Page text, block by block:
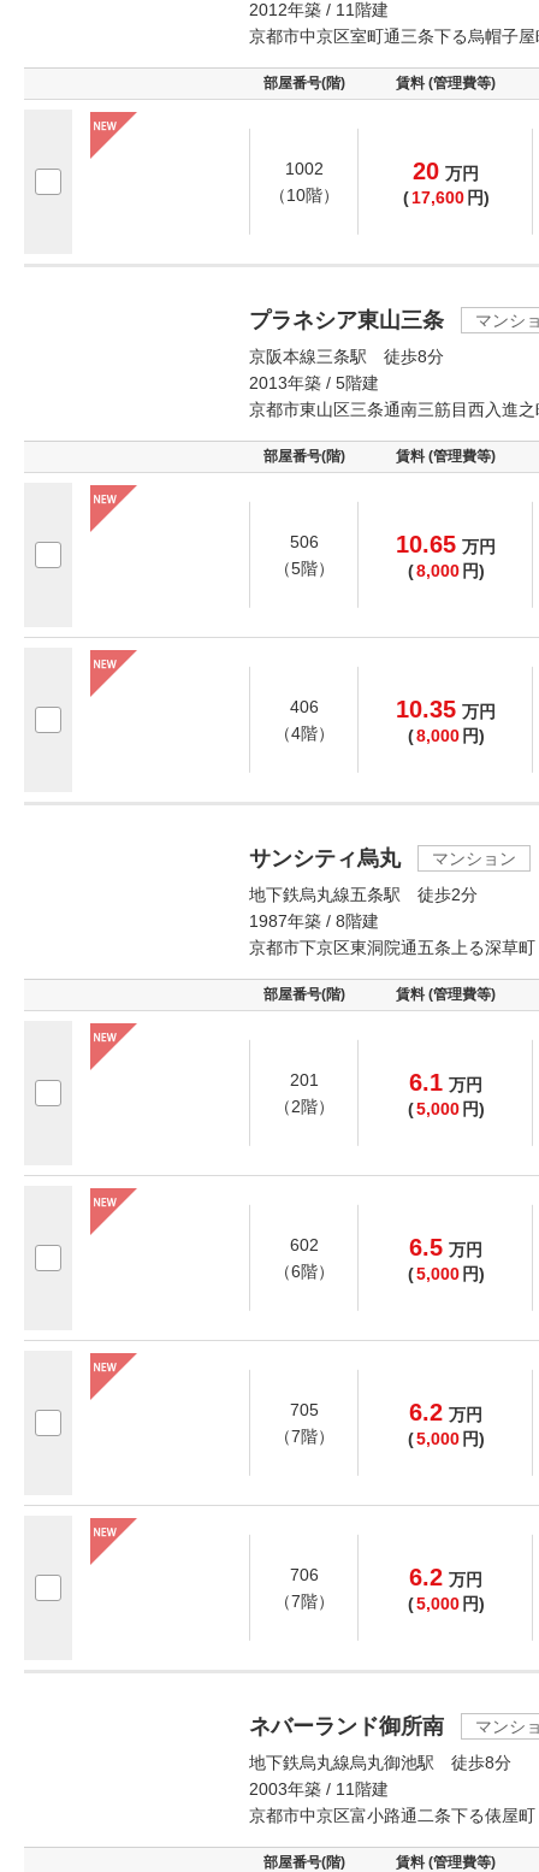
2012年築 / 11階建
京都市中京区室町通三条下る烏帽子屋
部屋番号(階) 賃料 (管理費等)
1002
（10階）
20 万円
( 17,600 円)
プラネシア東山三条
マンシ
京阪本線三条駅 徒歩8分
2013年築 / 5階建
京都市東山区三条通南三筋目西入進之
部屋番号(階) 賃料 (管理費等)
506
（5階）
10.65 万円
(8,000 円)
406
（4階）
10.35 万円
(8,000 円)
サンシティ烏丸
マンション
地下鉄烏丸線五条駅 徒歩2分
1987年築 / 8階建
京都市下京区東洞院通五条上る深草町
部屋番号(階) 賃料 (管理費等)
201
（2階）
6.1 万円
(5,000 円)
602
（6階）
6.5 万円
(5,000 円)
705
（7階）
6.2 万円
(5,000 円)
706
（7階）
6.2 万円
(5,000 円)
ネバーランド御所南
マンシ
地下鉄烏丸線烏丸御池駅 徒歩8分
2003年築 / 11階建
京都市中京区富小路通二条下る俵屋町
部屋番号(階) 賃料 (管理費等)